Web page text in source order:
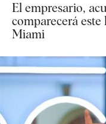
El empresario,
comparecerá
Miami